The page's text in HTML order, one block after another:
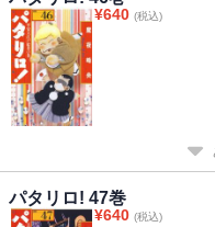
¥640 (税込)
パタリロ! 47巻
¥640 (税込)